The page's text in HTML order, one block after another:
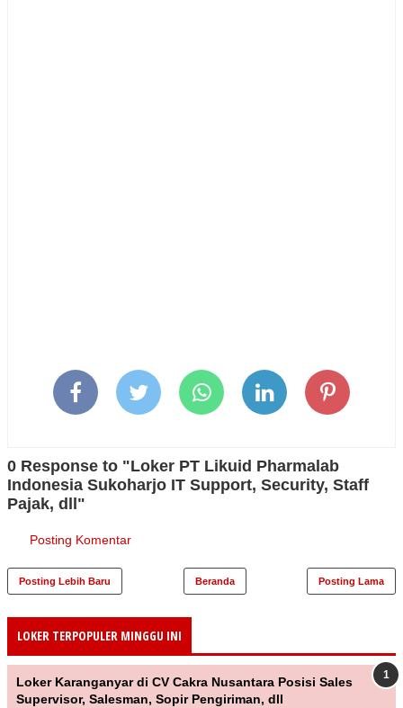
0 Response to "Loker PT Likuid Pharmalab
Indonesia Sukoharjo IT Support, Security, Staff
Pajak, dll"
Posting Komentar
Posting Lebih Baru Posting Lama
Beranda
LOKER TERPOPULER MINGGU INI
Loker Karanganyar di CV Cakra Nusantara Posisi Sales
Supervisor, Salesman, Sopir Pengiriman, dll